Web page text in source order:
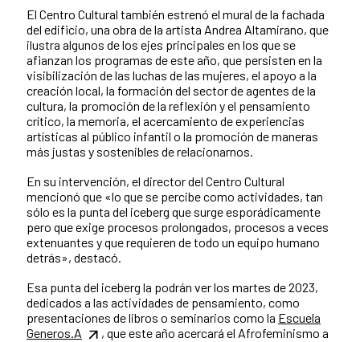
El Centro Cultural también estrenó el mural de la fachada
del edificio, una obra de la artista Andrea Altamirano, que
ilustra algunos de los ejes principales en los que se
afianzan los programas de este año, que persisten en la
visibilización de las luchas de las mujeres, el apoyo a la
creación local, la formación del sector de agentes de la
cultura, la promoción de la reflexión y el pensamiento
crítico, la memoria, el acercamiento de experiencias
artísticas al público infantil o la promoción de maneras
más justas y sostenibles de relacionarnos.
En su intervención, el director del Centro Cultural
mencionó que «lo que se percibe como actividades, tan
sólo es la punta del iceberg que surge esporádicamente
pero que exige procesos prolongados, procesos a veces
extenuantes y que requieren de todo un equipo humano
detrás», destacó.
Esa punta del iceberg la podrán ver los martes de 2023,
dedicados a las actividades de pensamiento, como
presentaciones de libros o seminarios como la Escuela
Generos.A
, que este año acercará el Afrofeminismo a